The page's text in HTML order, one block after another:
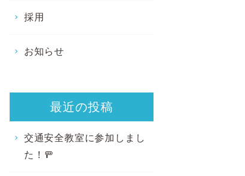
採用
お知らせ
最近の投稿
交通安全教室に参加しまし
た！🚥